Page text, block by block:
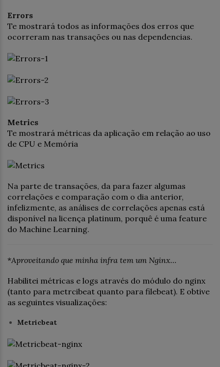
Errors
Te mostrará todos as informações dos erros que
ocorreram nas transações ou nas dependencias.
Metrics
Te mostrará métricas da aplicação em relação ao uso
de CPU e Memória
Na parte de transações, da para fazer algumas
correlações e comparação com o dia anterior,
infelizmente, as análises de correlações apenas está
disponível na licença platinum, porquê é uma feature
do Machine Learning.
*Aproveitando que minha infra tem um Nginx…
Habilitei métricas e logs através do módulo do nginx
(tanto para metrcibeat quanto para filebeat). E obtive
as seguintes visualizações:
Metricbeat